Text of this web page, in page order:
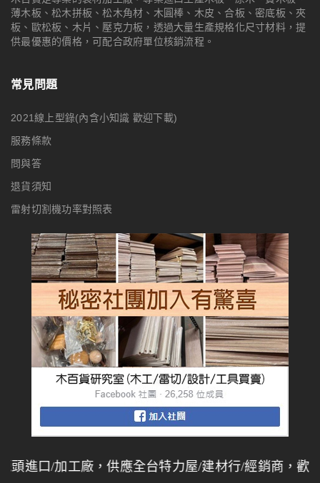
薄木板、松木拼板、松木角材、木圓棒、木皮、合板、密底板、夾
板、歐松板、木片、壓克力板，透過大量生產規格化尺寸材料，提
供最優惠的價格，可配合政府單位核銷流程。
常見問題
2021線上型錄(內含小知識 歡迎下載)
服務條款
問與答
退貨須知
雷射切割機功率對照表
口/加工廠，供應全台特力屋/建材行/經銷商，歡迎同